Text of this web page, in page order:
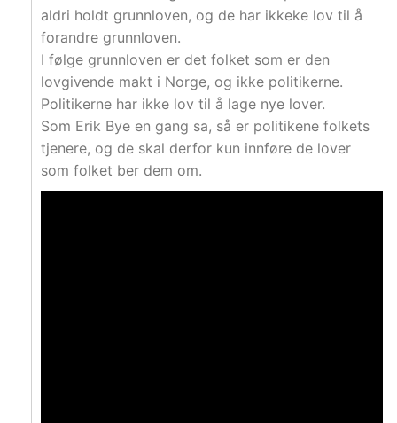
aldri holdt grunnloven, og de har ikkeke lov til å
forandre grunnloven.
I følge grunnloven er det folket som er den
lovgivende makt i Norge, og ikke politikerne.
Politikerne har ikke lov til å lage nye lover.
Som Erik Bye en gang sa, så er politikene folkets
tjenere, og de skal derfor kun innføre de lover
som folket ber dem om.